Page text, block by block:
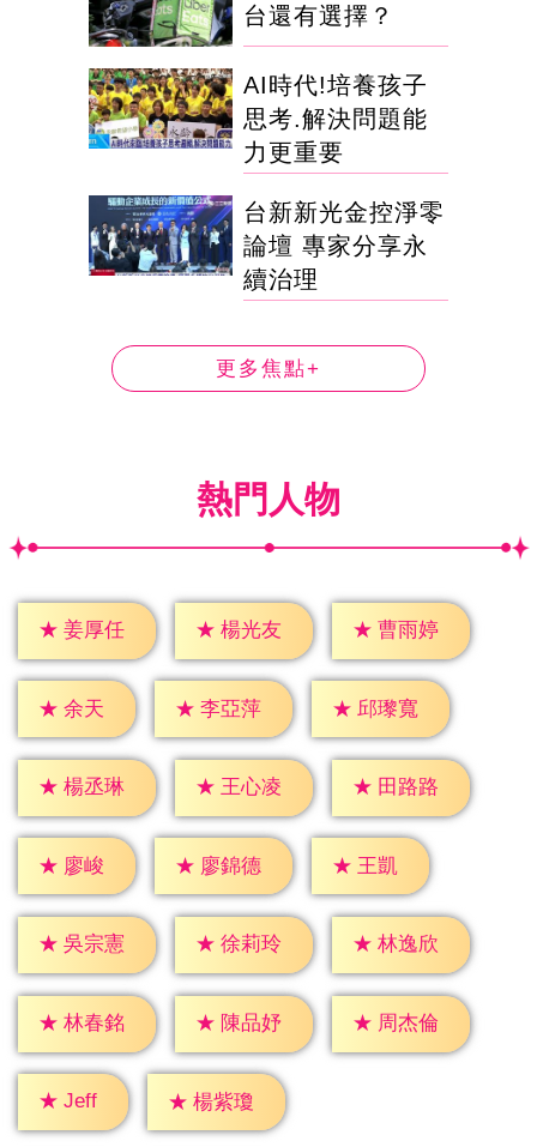
台還有選擇？
AI時代!培養孩子
思考.解決問題能
力更重要
台新新光金控淨零
論壇 專家分享永
續治理
更多焦點+
熱門人物
★ 姜厚任 ★ 楊光友 ★ 曹雨婷
★ 余天 ★ 李亞萍 ★ 邱瓈寬
★ 楊丞琳 ★ 王心凌 ★ 田路路
★ 廖峻 ★ 廖錦德 ★ 王凱
★ 吳宗憲 ★ 徐莉玲 ★ 林逸欣
★ 林春銘 ★ 陳品妤 ★ 周杰倫
★ Jeff ★ 楊紫瓊